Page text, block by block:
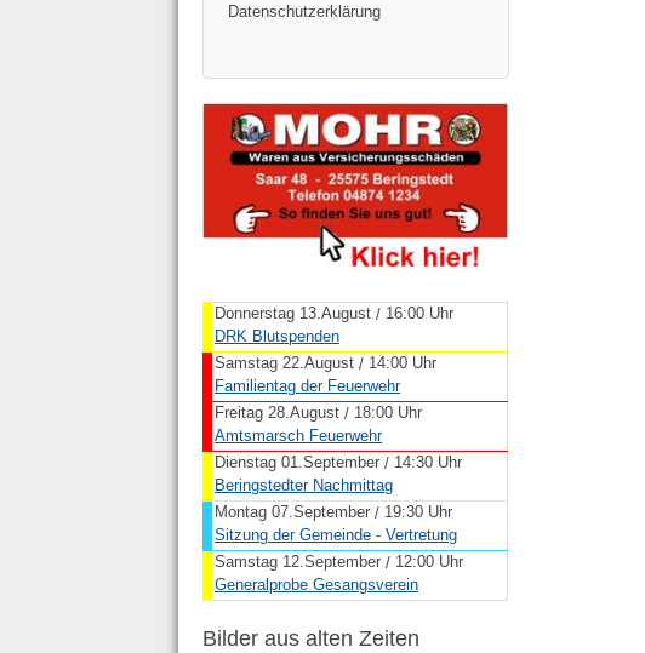
Datenschutzerklärung
Donnerstag 13.August / 16:00 Uhr
DRK Blutspenden
Samstag 22.August / 14:00 Uhr
Familientag der Feuerwehr
Freitag 28.August / 18:00 Uhr
Amtsmarsch Feuerwehr
Dienstag 01.September / 14:30 Uhr
Beringstedter Nachmittag
Montag 07.September / 19:30 Uhr
Sitzung der Gemeinde - Vertretung
Samstag 12.September / 12:00 Uhr
Generalprobe Gesangsverein
Bilder aus alten Zeiten